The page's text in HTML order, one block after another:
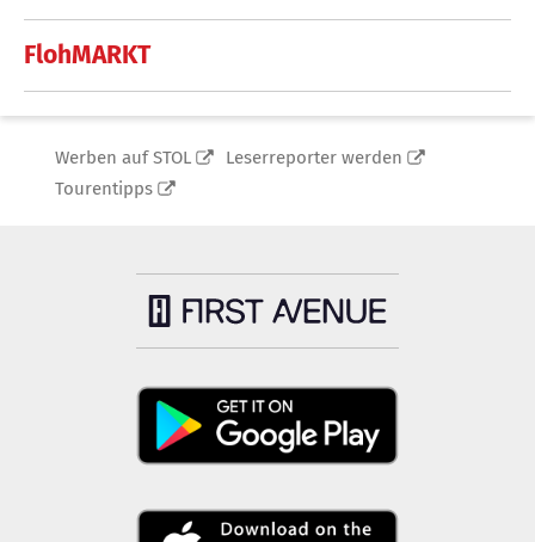
FlohMARKT
Werben auf STOL
Leserreporter werden
Tourentipps